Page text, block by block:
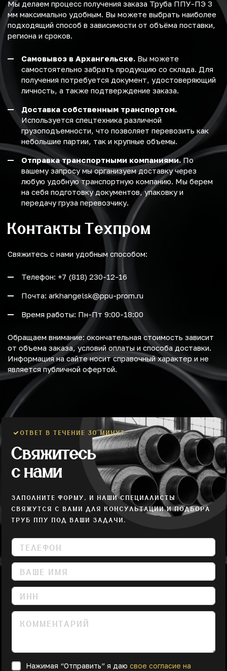
Мы делаем процесс получения заказа Труба ППУ-ПЭ 3
мм максимально удобным. Вы можете выбрать наиболее
подходящий способ в зависимости от объёма поставки,
региона и сроков.
Самовывоз в Архангельске. Вы можете
самостоятельно забрать продукцию со склада. Для
получения потребуется документ, удостоверяющий
личность, а также подтверждение заказа.
Доставка собственным транспортом.
Используется спецтехника различной
грузоподъемности, что позволяет перевозить как
небольшие партии, так и крупные объемы.
Отправка транспортными компаниями. По
вашему запросу мы организуем доставку через
любую удобную транспортную компанию. Мы берем
на себя подготовку документов, упаковку и
передачу груза перевозчику.
Контакты Техпром
Свяжитесь с нами удобным способом:
Телефон: +7 (818) 230-12-16
Почта: arkhangelsk@ppu-prom.ru
Время работы: Пн-Пт 9:00-18:00
Обращаем внимание: окончательная стоимость зависит
от объема заказа, условий оплаты и способа доставки.
Информация на сайте носит справочный характер и не
является публичной офертой.
ОТВЕТ В ТЕЧЕНИЕ 30 МИНУТ
Свяжитесь
с нами
ЗАПОЛНИТЕ ФОРМУ, И НАШИ СПЕЦИАЛИСТЫ
СВЯЖУТСЯ С ВАМИ ДЛЯ КОНСУЛЬТАЦИИ И ПОДБОРА
ТРУБ ППУ ПОД ВАШИ ЗАДАЧИ.
Нажимая “Отправить” я даю свое согласие на